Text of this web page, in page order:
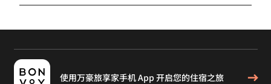
使用万豪旅享家手机 App 开启您的住宿之旅